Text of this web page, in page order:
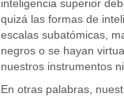
inteligencia superior
quizá las formas de
escalas subatómicas,
negros o se hayan
nuestros instrumentos
En otras palabras,